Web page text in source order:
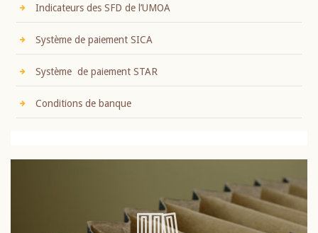
Indicateurs des SFD de l’UMOA
Système de paiement SICA
Système de paiement STAR
Conditions de banque